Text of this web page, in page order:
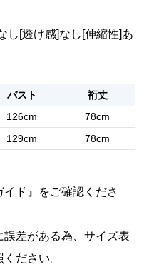
し [透け感]なし [伸縮性]あ
バスト
裄丈
126cm
78cm
129cm 78cm
イド 』をご確認くださ
差がある為、サイズ表
ださい。